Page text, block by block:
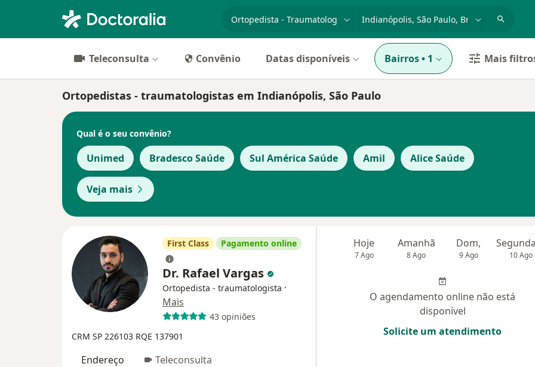
cidade ou região
Teleconsulta Convênio Datas disponíveis Bairros• 1 Mais
Ortopedistas - traumatologistas em Indianópolis, São Paulo
Qual é o seu convênio?
Unimed Bradesco Saúde Sul América Saúde Amil Alice Saúde
Veja mais
First Class Pagamento online
Dr. Rafael Vargas
Ortopedista - traumatologista ·
Mais
43 opiniões
CRM SP 226103 RQE 137901
Endereço Teleconsulta
Hoje
7 Ago
Amanhã
8 Ago
Dom,
9 Ago 10 Ago
O agendamento online não está
disponível
Solicite um atendimento